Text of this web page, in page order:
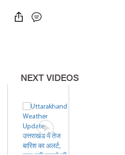
कुल 32 यात्री सवार थे....
NEXT VIDEOS